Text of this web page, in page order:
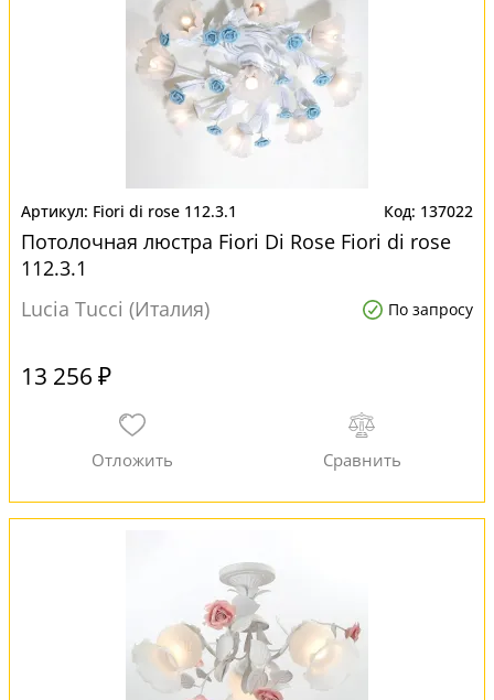
Fiori di rose 112.3.1 137022
Потолочная люстра Fiori Di Rose Fiori di rose
112.3.1
Lucia Tucci (Италия)
По запросу
13 256 ₽